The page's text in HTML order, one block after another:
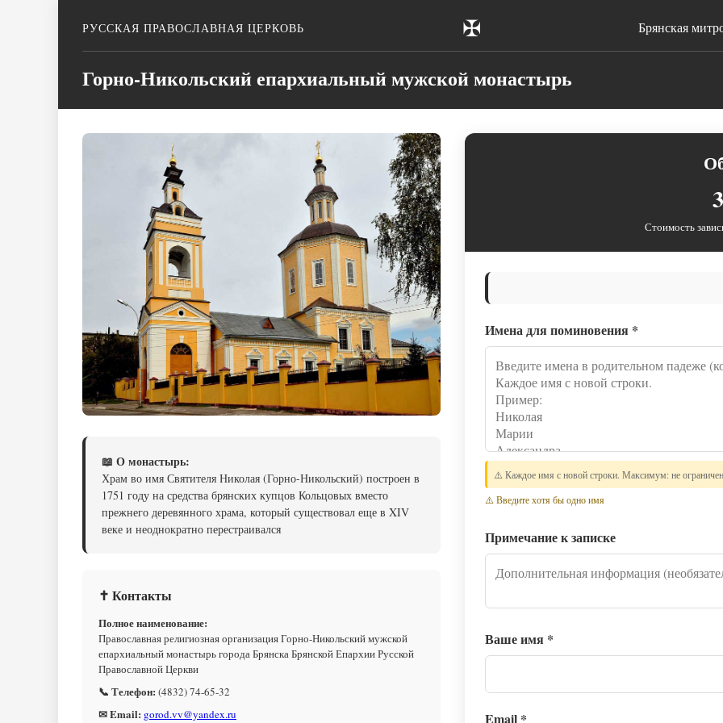
РУССКАЯ ПРАВОСЛАВНАЯ ЦЕРКОВЬ ✠ Брянская
Горно-Никольский епархиальный мужской монастырь
📖 О монастырь:
Храм во имя Святителя Николая (Горно-Никольский) построен в
1751 году на средства брянских купцов Кольцовых вместо
прежнего деревянного храма, который существовал еще в XIV
веке и неоднократно перестраивался
✝ Контакты
Полное наименование:
Православная религиозная организация Горно-Никольский мужской
епархиальный монастырь города Брянска Брянской Епархии Русской
Православной Церкви
📞 Телефон: (4832) 74-65-32
✉ Email: gorod.vv@yandex.ru
Стоимость
Имена для поминовения *
⚠️ Каждое имя с новой строки. Максимум: не
⚠️ Введите хотя бы одно имя
Примечание к записке
Ваше имя *
Email *